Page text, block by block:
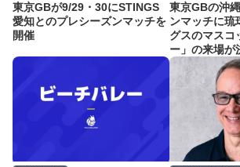
東京GBが9/29・30にSTINGS
愛知とのプレシーズンマッチを
開催
東京GBの沖
ンマッチに琉
グスのマスコ
ー」の来場が